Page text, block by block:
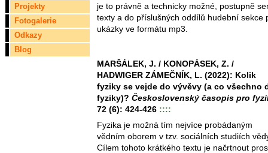
Projekty
Fotogalerie
Odkazy
Blog
je to právně a technicky možné, postupně
texty a do příslušných oddílů hudební sekce
ukázky ve formátu mp3.
MARŠÁLEK, J. / KONOPÁSEK, Z. /
HADWIGER ZÁMEČNÍK, L. (2022): Kolik
fyziky se vejde do vývěvy (a co všechno
fyziky)? Československý časopis pro
72 (6): 424-426 ::::
Fyzika je možná tím nejvíce probádaným
vědním oborem v tzv. sociálních studiích
Cílem tohoto krátkého textu je načrtnout